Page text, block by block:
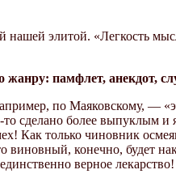
элитой. «Легкость
памфлет, анекдот,
по Маяковскому, —
сделано более выпуклым
Как только чиновник
виновный, конечно, будет
верное